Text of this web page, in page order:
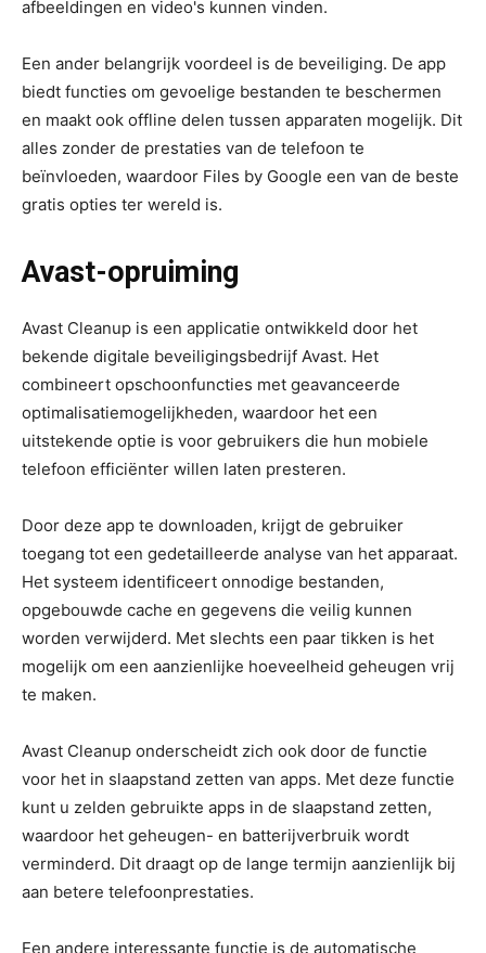
afbeeldingen en video's kunnen vinden.
Een ander belangrijk voordeel is de beveiliging. De app
biedt functies om gevoelige bestanden te beschermen
en maakt ook offline delen tussen apparaten mogelijk. Dit
alles zonder de prestaties van de telefoon te
beïnvloeden, waardoor Files by Google een van de beste
gratis opties ter wereld is.
Avast-opruiming
Avast Cleanup is een applicatie ontwikkeld door het
bekende digitale beveiligingsbedrijf Avast. Het
combineert opschoonfuncties met geavanceerde
optimalisatiemogelijkheden, waardoor het een
uitstekende optie is voor gebruikers die hun mobiele
telefoon efficiënter willen laten presteren.
Door deze app te downloaden, krijgt de gebruiker
toegang tot een gedetailleerde analyse van het apparaat.
Het systeem identificeert onnodige bestanden,
opgebouwde cache en gegevens die veilig kunnen
worden verwijderd. Met slechts een paar tikken is het
mogelijk om een aanzienlijke hoeveelheid geheugen vrij
te maken.
Avast Cleanup onderscheidt zich ook door de functie
voor het in slaapstand zetten van apps. Met deze functie
kunt u zelden gebruikte apps in de slaapstand zetten,
waardoor het geheugen- en batterijverbruik wordt
verminderd. Dit draagt op de lange termijn aanzienlijk bij
aan betere telefoonprestaties.
Een andere interessante functie is de automatische